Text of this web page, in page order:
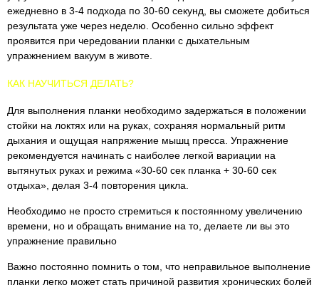
ежедневно в 3-4 подхода по 30-60 секунд, вы сможете добиться
результата уже через неделю. Особенно сильно эффект
проявится при чередовании планки с дыхательным
упражнением вакуум в животе.
КАК НАУЧИТЬСЯ ДЕЛАТЬ?
Для выполнения планки необходимо задержаться в положении
стойки на локтях или на руках, сохраняя нормальный ритм
дыхания и ощущая напряжение мышц пресса. Упражнение
рекомендуется начинать с наиболее легкой вариации на
вытянутых руках и режима «30-60 сек планка + 30-60 сек
отдыха», делая 3-4 повторения цикла.
Необходимо не просто стремиться к постоянному увеличению
времени, но и обращать внимание на то, делаете ли вы это
упражнение правильно
Важно постоянно помнить о том, что неправильное выполнение
планки легко может стать причиной развития хронических болей